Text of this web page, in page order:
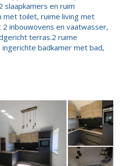
en ruim
met toilet, ruime living met
inbouwovens en vaatwasser,
terras.2 ruime
badkamer met bad,